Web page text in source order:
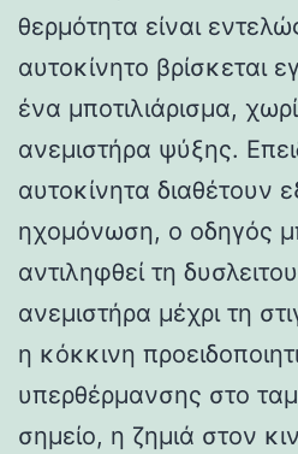
θερμότητα είναι
αυτοκίνητο βρίσκεται
ένα μποτιλιάρισμα,
ανεμιστήρα ψύξης.
αυτοκίνητα διαθέτουν
ηχομόνωση, ο οδηγός
αντιληφθεί τη
ανεμιστήρα μέχρι τη
η κόκκινη
υπερθέρμανσης στο
σημείο, η ζημιά στον